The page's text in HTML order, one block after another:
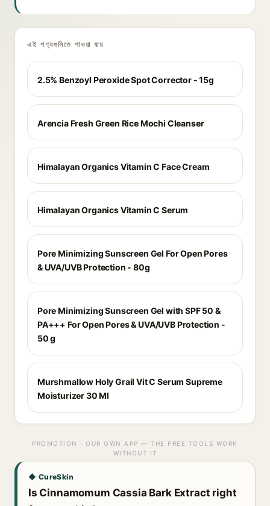
এই পণ্যগুলিতে পাওয়া যায়
2.5% Benzoyl Peroxide Spot Corrector - 15g
Arencia Fresh Green Rice Mochi Cleanser
Himalayan Organics Vitamin C Face Cream
Himalayan Organics Vitamin C Serum
Pore Minimizing Sunscreen Gel For Open Pores
& UVA/UVB Protection - 80g
Pore Minimizing Sunscreen Gel with SPF 50 &
PA+++ For Open Pores & UVA/UVB Protection -
50 g
Murshmallow Holy Grail Vit C Serum Supreme
Moisturizer 30 Ml
PROMOTION · OUR OWN APP — THE FREE TOOLS WORK
WITHOUT IT
◆ CureSkin
Is Cinnamomum Cassia Bark Extract right